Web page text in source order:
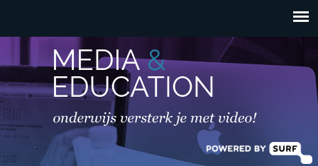
inhoud gaan
HOOFDMENU